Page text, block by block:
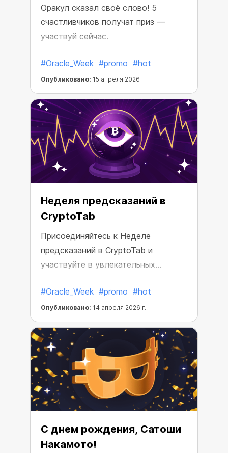
Оракул сказал своё слово! 5
счастливчиков получат приз —
участвуй сейчас.
#Oracle_Week #promo #hot
Опубликовано: 15 апреля 2026 г.
Неделя предсказаний в
CryptoTab
Присоединяйтесь к Неделе
предсказаний в CryptoTab и
участвуйте в увлекательных
сообществом!
#Oracle_Week #promo #hot
Опубликовано: 14 апреля 2026 г.
С днем рождения, Сатоши
Накамото!